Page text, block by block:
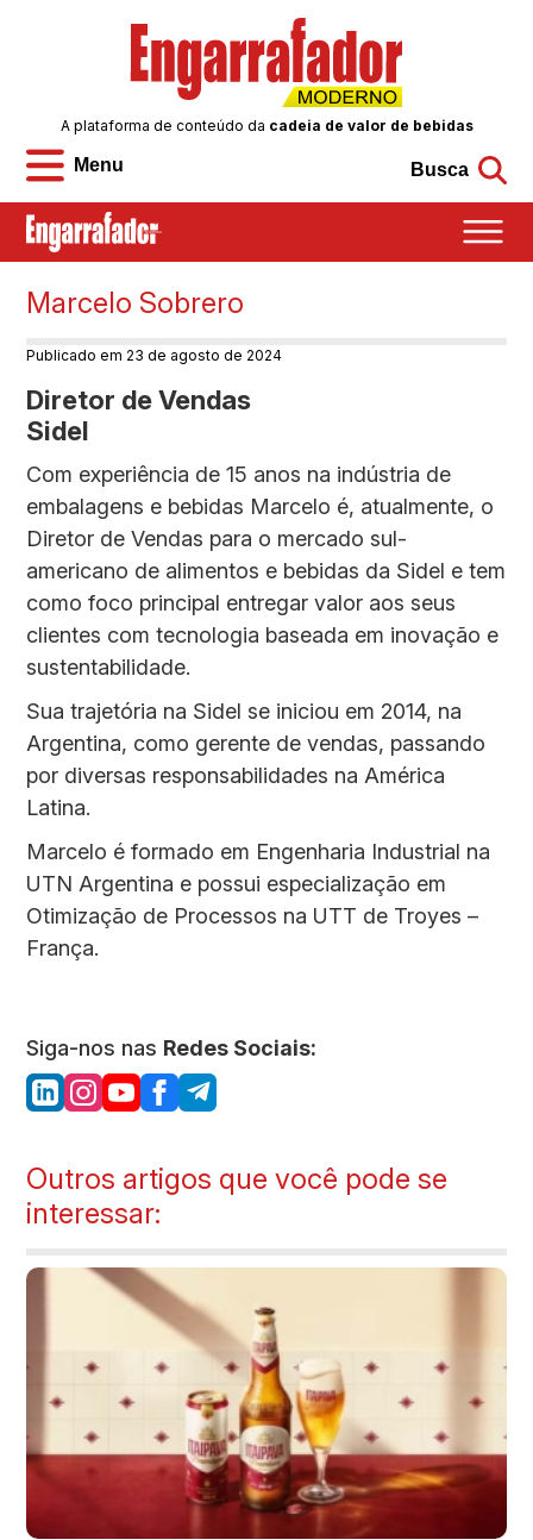
Menu
A plataforma de conteúdo da cadeia de valor de bebidas
Busca
Marcelo Sobrero
Publicado em 23 de agosto de 2024
Diretor de Vendas
Sidel
Com experiência de 15 anos na indústria de
embalagens e bebidas Marcelo é, atualmente, o
Diretor de Vendas para o mercado sul-
americano de alimentos e bebidas da Sidel e tem
como foco principal entregar valor aos seus
clientes com tecnologia baseada em inovação e
sustentabilidade.
Sua trajetória na Sidel se iniciou em 2014, na
Argentina, como gerente de vendas, passando
por diversas responsabilidades na América
Latina.
Marcelo é formado em Engenharia Industrial na
UTN Argentina e possui especialização em
Otimização de Processos na UTT de Troyes –
França.
Siga-nos nas Redes Sociais:
Outros artigos que você pode se
interessar: